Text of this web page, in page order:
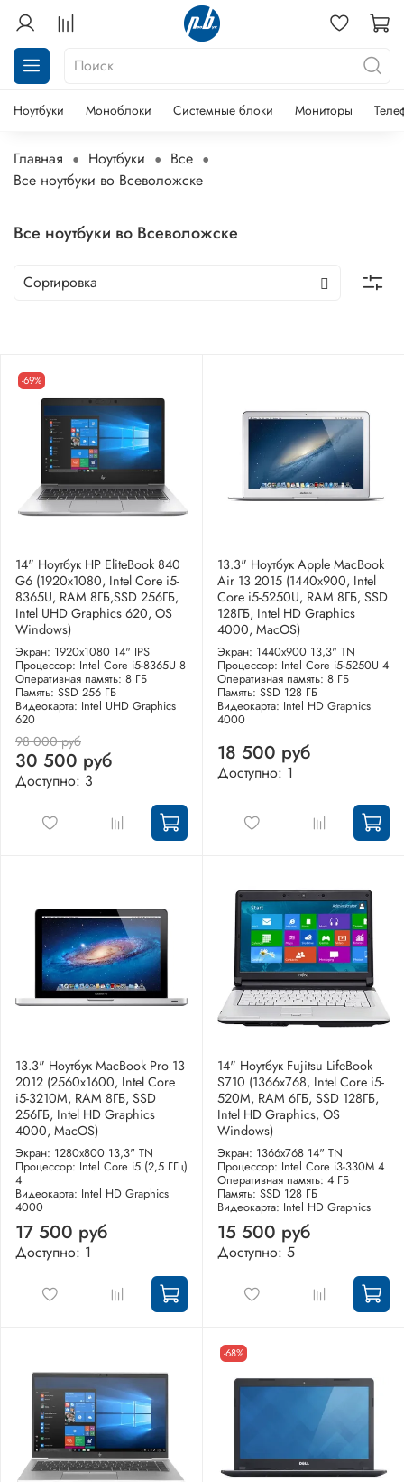
Ноутбуки Моноблоки Системные блоки Мониторы
Главная Ноутбуки
Все
Все ноутбуки во Всеволожске
Все ноутбуки во Всеволожске
-69%
14" Ноутбук HP EliteBook 840
G6 (1920x1080, Intel Core i5-
8365U, RAM 8ГБ,SSD 256ГБ,
Intel UHD Graphics 620, OS
Windows)
Экран: 1920x1080 14" IPS
Процессор: Intel Core i5-8365U 8
Оперативная память: 8 ГБ
Память: SSD 256 ГБ
Видеокарта: Intel UHD Graphics
620
98 000 руб
30 500 руб
Доступно: 3
13.3" Ноутбук Apple MacBook
Air 13 2015 (1440x900, Intel
Core i5-5250U, RAM 8ГБ, SSD
128ГБ, Intel HD Graphics
4000, MacOS)
Экран: 1440x900 13,3" TN
Процессор: Intel Core i5-5250U 4
Оперативная память: 8 ГБ
Память: SSD 128 ГБ
Видеокарта: Intel HD Graphics
4000
18 500 руб
Доступно: 1
13.3" Ноутбук MacBook Pro 13
2012 (2560x1600, Intel Core
i5-3210M, RAM 8ГБ, SSD
256ГБ, Intel HD Graphics
4000, MacOS)
Экран: 1280x800 13,3" TN
Процессор: Intel Core i5 (2,5 ГГц)
4
Видеокарта: Intel HD Graphics
4000
17 500 руб
Доступно: 1
14" Ноутбук Fujitsu LifeBook
S710 (1366x768, Intel Core i5-
520M, RAM 6ГБ, SSD 128ГБ,
Intel HD Graphics, OS
Windows)
Экран: 1366x768 14" TN
Процессор: Intel Core i3-330M 4
Оперативная память: 4 ГБ
Память: SSD 128 ГБ
Видеокарта: Intel HD Graphics
15 500 руб
Доступно: 5
-68%